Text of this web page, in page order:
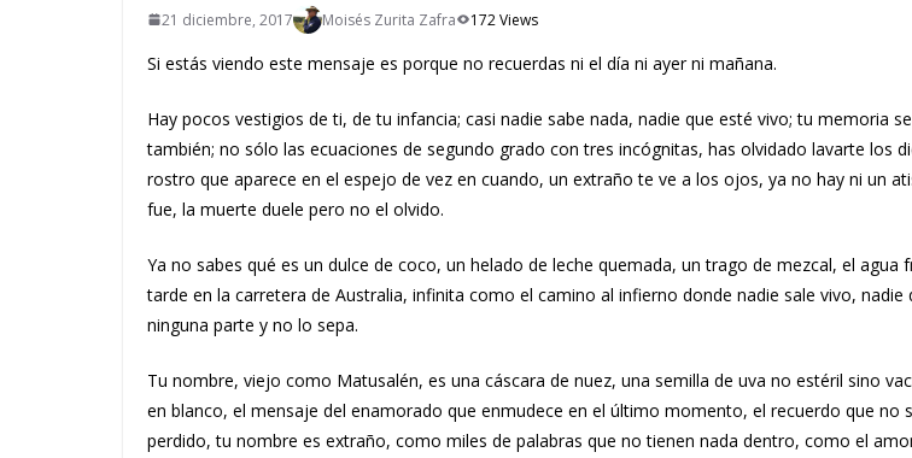
21 diciembre, 2017 Moisés Zurita Zafra 172 Views
Si estás viendo este mensaje es porque no recuerdas ni el día ni ayer ni mañana.
Hay pocos vestigios de ti, de tu infancia; casi nadie sabe nada, nadie que esté vivo; tu memoria
también; no sólo las ecuaciones de segundo grado con tres incógnitas, has olvidado lavarte los
rostro que aparece en el espejo de vez en cuando, un extraño te ve a los ojos, ya no hay ni un
fue, la muerte duele pero no el olvido.
Ya no sabes qué es un dulce de coco, un helado de leche quemada, un trago de mezcal, el agua
tarde en la carretera de Australia, infinita como el camino al infierno donde nadie sale vivo, nadie
ninguna parte y no lo sepa.
Tu nombre, viejo como Matusalén, es una cáscara de nuez, una semilla de uva no estéril sino
en blanco, el mensaje del enamorado que enmudece en el último momento, el recuerdo que no
perdido, tu nombre es extraño, como miles de palabras que no tienen nada dentro, como el